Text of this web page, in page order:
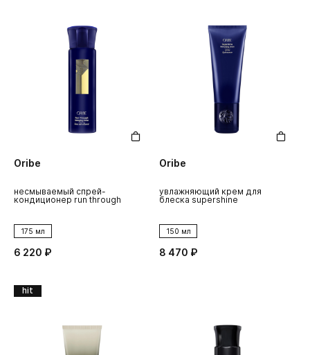
Oribe
несмываемый спрей-
кондиционер run through
175 мл
6 220 ₽
Oribe
увлажняющий крем для
блеска supershine
150 мл
8 470 ₽
hit